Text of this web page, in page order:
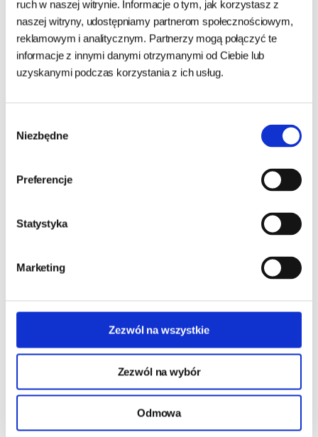
ruch w naszej witrynie. Informacje o tym, jak korzystasz z
naszej witryny, udostępniamy partnerom społecznościowym,
reklamowym i analitycznym. Partnerzy mogą połączyć te
informacje z innymi danymi otrzymanymi od Ciebie lub
uzyskanymi podczas korzystania z ich usług.
zgody
Niezbędne
Preferencje
Statystyka
Marketing
Zezwól na wszystkie
Zezwól na wybór
Odmowa
500ML/100G
24h - cała Polska
26,00 zł
DO KOSZYKA
TROPICAL ICHTIO-VIT
500ML/100G
- towar na magazynie
DO KOSZYKA